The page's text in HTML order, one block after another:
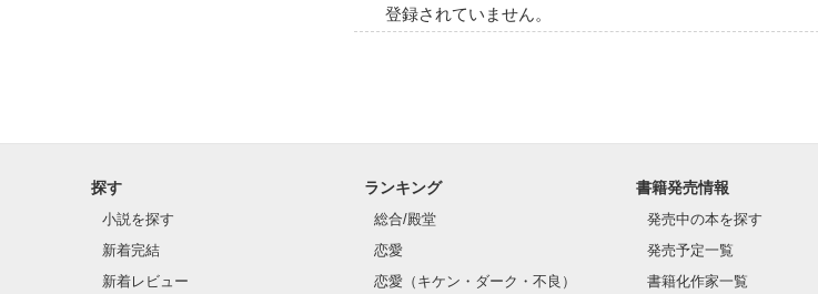
登録されていません。
探す
小説を探す
新着完結
新着レビュー
ランキング
総合/殿堂
恋愛
恋愛（キケン・ダーク・不良）
書籍発売情報
発売中の本を探す
発売予定一覧
書籍化作家一覧